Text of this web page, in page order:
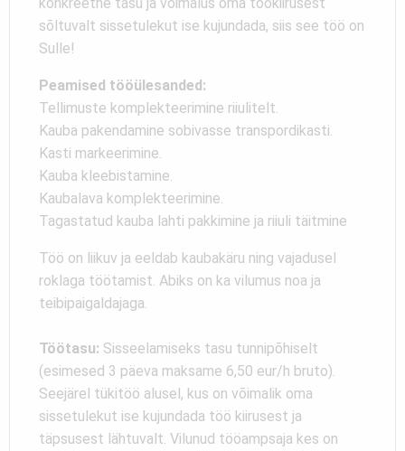
sõltuvalt sissetulekut ise kujundada, siis see töö on
Sulle!
Peamised tööülesanded:
Tellimuste komplekteerimine riiulitelt.
Kauba pakendamine sobivasse transpordikasti.
Kasti markeerimine.
Kauba kleebistamine.
Kaubalava komplekteerimine.
Tagastatud kauba lahti pakkimine ja riiuli täitmine
Töö on liikuv ja eeldab kaubakäru ning vajadusel
roklaga töötamist. Abiks on ka vilumus noa ja
teibipaigaldajaga.
Töötasu: Sisseelamiseks tasu tunnipõhiselt
(esimesed 3 päeva maksame 6,50 eur/h bruto).
Seejärel tükitöö alusel, kus on võimalik oma
sissetulekut ise kujundada töö kiirusest ja
täpsusest lähtuvalt. Vilunud tööampsaja kes on